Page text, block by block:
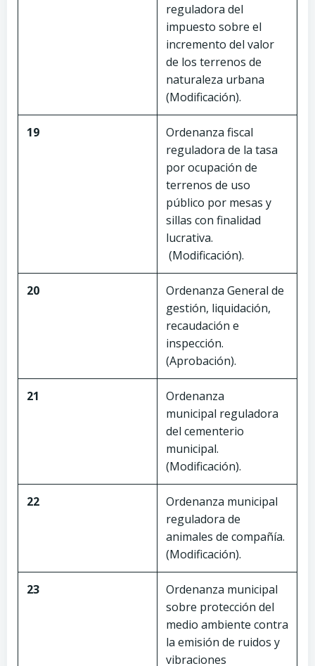
reguladora del
impuesto sobre el
incremento del valor
de los terrenos de
naturaleza urbana
(Modificación).
19
Ordenanza fiscal
reguladora de la tasa
por ocupación de
terrenos de uso
público por mesas y
sillas con finalidad
lucrativa.
(Modificación).
20
Ordenanza General de
gestión, liquidación,
recaudación e
inspección.
(Aprobación).
21
Ordenanza
municipal reguladora
del cementerio
municipal.
(Modificación).
22
Ordenanza municipal
reguladora de
animales de compañía.
(Modificación).
23
Ordenanza municipal
sobre protección del
medio ambiente contra
la emisión de ruidos y
vibraciones